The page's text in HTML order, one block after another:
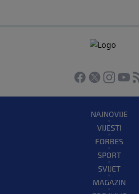
NAJNOVIJE
VIJESTI
FORBES
SPORT
SVIJET
MAGAZIN